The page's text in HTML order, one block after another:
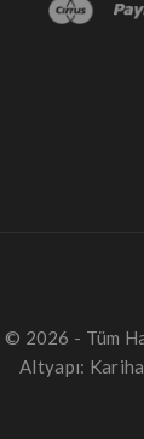
© 2026 - Tüm
Altyapı: